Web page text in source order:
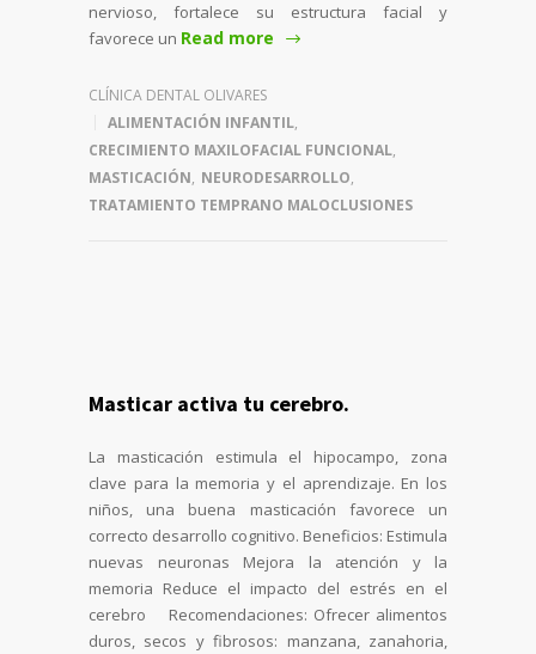
nervioso, fortalece su estructura facial y
favorece un Read more
CLÍNICA DENTAL OLIVARES
ALIMENTACIÓN INFANTIL,
CRECIMIENTO MAXILOFACIAL FUNCIONAL,
MASTICACIÓN, NEURODESARROLLO,
TRATAMIENTO TEMPRANO MALOCLUSIONES
Masticar activa tu cerebro.
La masticación estimula el hipocampo, zona
clave para la memoria y el aprendizaje. En los
niños, una buena masticación favorece un
correcto desarrollo cognitivo. Beneficios: Estimula
nuevas neuronas Mejora la atención y la
memoria Reduce el impacto del estrés en el
cerebro Recomendaciones: Ofrecer alimentos
duros, secos y fibrosos: manzana, zanahoria,